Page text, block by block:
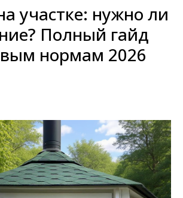
участке: нужно ли
Полный гайд
нормам 2026